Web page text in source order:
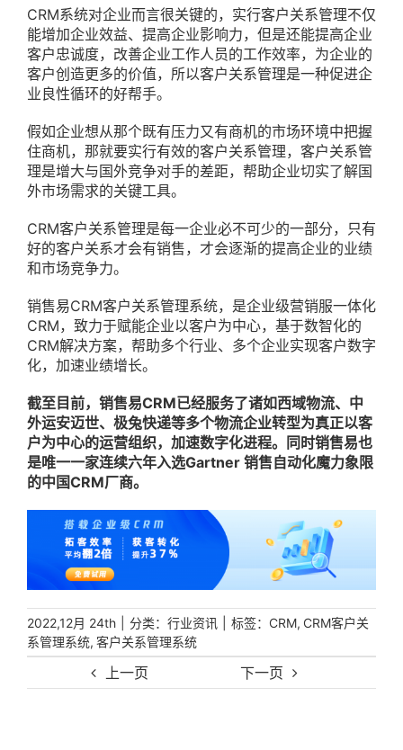
上一页 下一页
CRM系统对企业而言很关键的，实行客户关系管理不仅
能增加企业效益、提高企业影响力，但是还能提高企业
客户忠诚度，改善企业工作人员的工作效率，为企业的
客户创造更多的价值，所以客户关系管理是一种促进企
业良性循环的好帮手。
假如企业想从那个既有压力又有商机的市场环境中把握
住商机，那就要实行有效的客户关系管理，客户关系管
理是增大与国外竞争对手的差距，帮助企业切实了解国
外市场需求的关键工具。
CRM客户关系管理是每一企业必不可少的一部分，只有
好的客户关系才会有销售，才会逐渐的提高企业的业绩
和市场竞争力。
销售易CRM客户关系管理系统，是企业级营销服一体化
CRM，致力于赋能企业以客户为中心，基于数智化的
CRM解决方案，帮助多个行业、多个企业实现客户数字
化，加速业绩增长。
截至目前，销售易CRM已经服务了诸如西域物流、中
外运安迈世、极兔快递等多个物流企业转型为真正以客
户为中心的运营组织，加速数字化进程。同时销售易也
是唯一一家连续六年入选Gartner 销售自动化魔力象限
的中国CRM厂商。
2022,12月 24th | 分类： 行业资讯 | 标签： CRM, CRM客户关
系管理系统, 客户关系管理系统